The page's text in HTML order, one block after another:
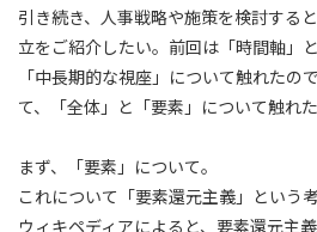
引き続き、人事戦略や施策を検討する
立をご紹介したい。前回は「時間軸」
「中長期的な視座」について触れたの
て、「全体」と「要素」について触れた
まず、「要素」について。
これについて「要素還元主義」という
ウィキペディアによると、要素還元主